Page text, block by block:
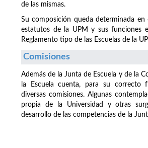
de las mismas.
Su composición queda determinada
estatutos de la UPM y sus funciones
Reglamento tipo de las Escuelas de la
Comisiones
Además de la Junta de Escuela y de la
la Escuela cuenta, para su correcto
diversas comisiones. Algunas
propia de la Universidad y otras
desarrollo de las competencias de la